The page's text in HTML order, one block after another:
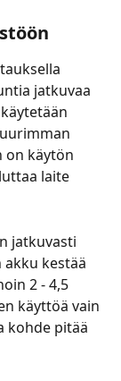
jatkuvaa
on käytön
laite
jatkuvasti
kestää
2 - 4,5
käyttöä vain
kohde pitää